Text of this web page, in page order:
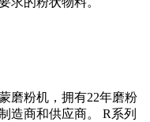
磨粉机，拥有22年磨粉
造商和供应商。 R系列